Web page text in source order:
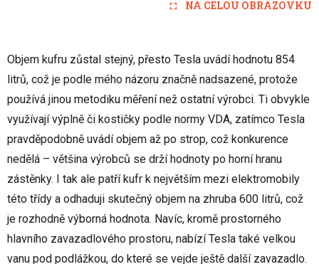
NA CELOU OBRAZOVKU
Objem kufru zůstal stejný, přesto Tesla uvádí hodnotu 854
litrů, což je podle mého názoru značně nadsazené, protože
používá jinou metodiku měření než ostatní výrobci. Ti obvykle
využívají výplně či kostičky podle normy VDA, zatímco Tesla
pravděpodobně uvádí objem až po strop, což konkurence
nedělá – většina výrobců se drží hodnoty po horní hranu
zástěnky. I tak ale patří kufr k největším mezi elektromobily
této třídy a odhaduji skutečný objem na zhruba 600 litrů, což
je rozhodně výborná hodnota. Navíc, kromě prostorného
hlavního zavazadlového prostoru, nabízí Tesla také velkou
vanu pod podlážkou, do které se vejde ještě další zavazadlo.